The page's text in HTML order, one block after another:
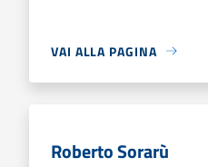
VAI ALLA PAGINA
Roberto Sorarù